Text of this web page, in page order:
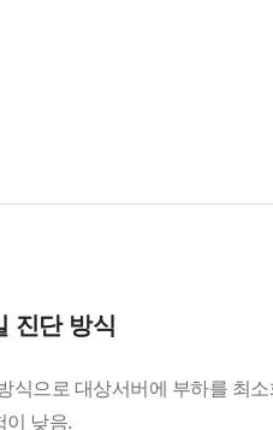
진단 방식
식으로 대상서버에 부하를 최소
이 낮음.